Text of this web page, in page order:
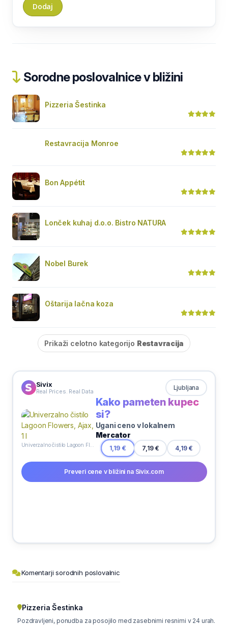
Sorodne poslovalnice v bližini
Pizzeria Šestinka
Restavracija Monroe
Bon Appétit
Lonček kuhaj d.o.o. Bistro NATURA
Nobel Burek
Oštarija lačna koza
Prikaži celotno kategorijo Restavracija
Sivix
Real Prices. Real Data Ljubljana
Kako pameten kupec
si?
Ugani ceno v lokalnem
Mercator
1,19 € 7,19 € 4,19 €
Preveri cene v bližini na Sivix.com
Komentarji sorodnih poslovalnic
Pizzeria Šestinka
Pozdravljeni, ponudba za posojilo med zasebnimi resnimi v 24 urah.